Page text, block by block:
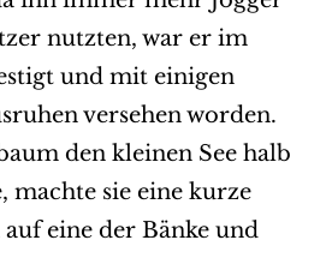
nutzten, war er im
und mit einigen
versehen worden.
den kleinen See halb
machte sie eine kurze
auf eine der Bänke und